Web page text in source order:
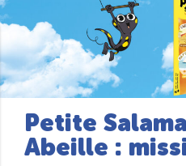
Petite
Abeille :